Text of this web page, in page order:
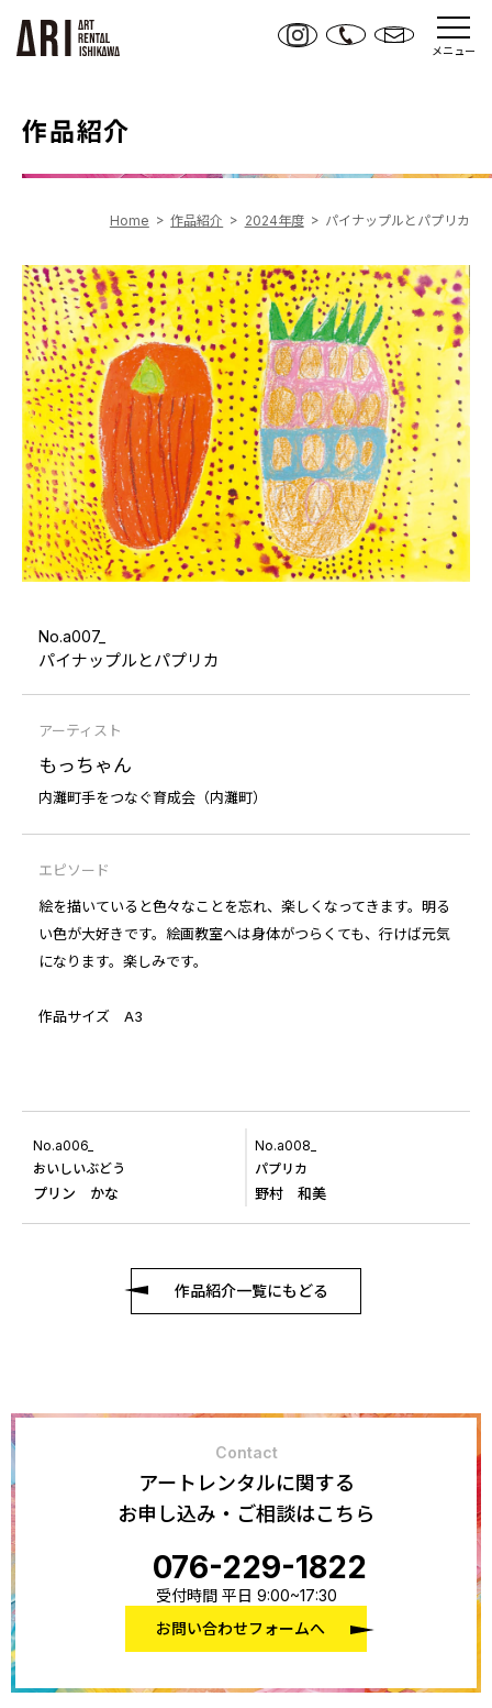
メニュー
作品紹介
Home 作品紹介 2024年度 パイナップルとパプリカ
No.a007_
パイナップルとパプリカ
アーティスト
もっちゃん
内灘町手をつなぐ育成会（内灘町）
エピソード
絵を描いていると色々なことを忘れ、楽しくなってきます。明る
い色が大好きです。絵画教室へは身体がつらくても、行けば元気
になります。楽しみです。
作品サイズ A3
No.a006_
おいしいぶどう
プリン かな
No.a008_
パプリカ
野村 和美
作品紹介一覧にもどる
Contact
アートレンタルに関する
お申し込み・ご相談はこちら
076-229-1822
受付時間 平日 9:00~17:30
お問い合わせフォームへ